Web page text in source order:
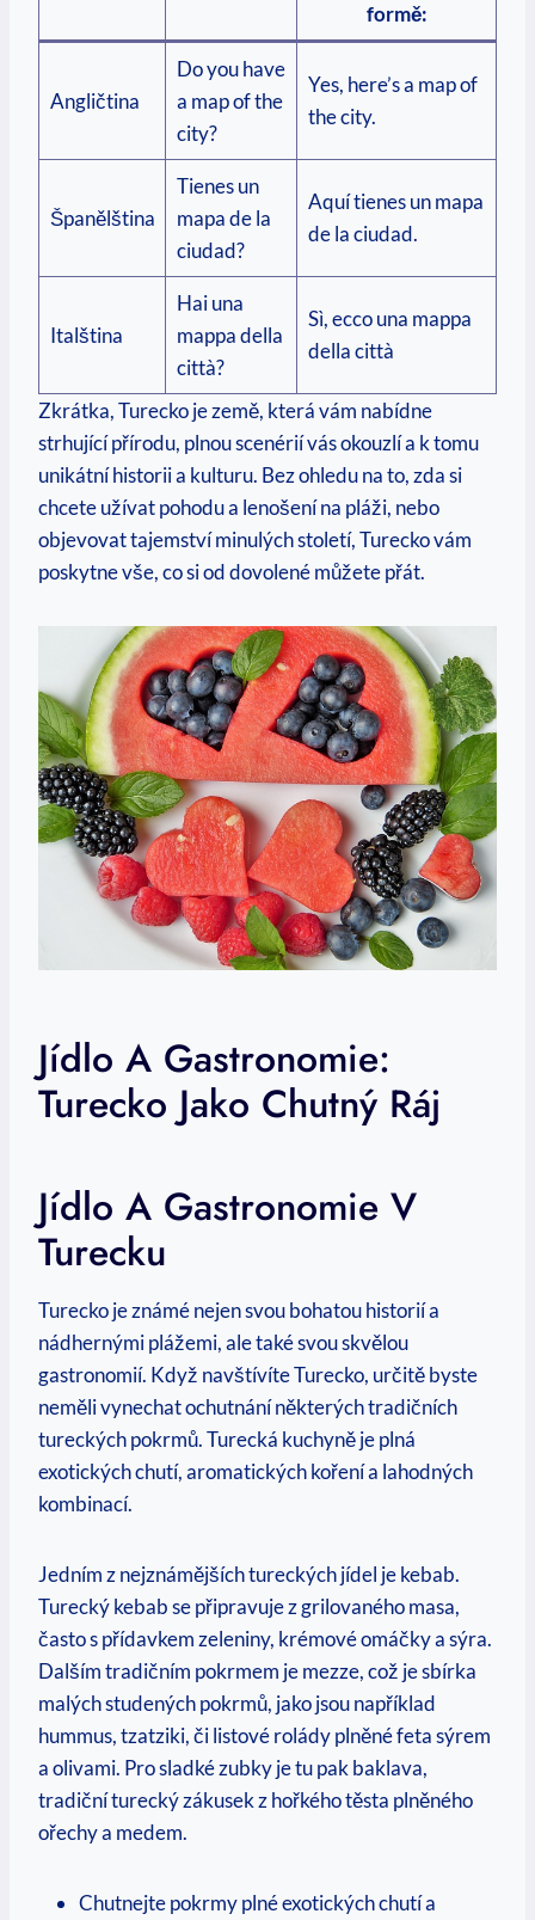
formě:
Angličtina
Do you have
a map of the
city?
Yes, here’s a map of
the city.
Španělština
Tienes un
mapa de la
ciudad?
Aquí tienes un mapa
de la ciudad.
Italština
Hai una
mappa della
città?
Sì, ecco una mappa
della città
Zkrátka, Turecko je země, která vám nabídne
strhující přírodu, plnou scenérií vás okouzlí a k tomu
unikátní historii a kulturu. Bez ohledu na to, zda si
chcete užívat pohodu a lenošení na pláži, nebo
objevovat tajemství minulých století, Turecko vám
poskytne vše, co si od dovolené můžete přát.
Jídlo A Gastronomie:
Turecko Jako Chutný Ráj
Jídlo A Gastronomie V
Turecku
Turecko je známé nejen svou bohatou historií a
nádhernými plážemi, ale také svou skvělou
gastronomií. Když navštívíte Turecko, určitě byste
neměli vynechat ochutnání některých tradičních
tureckých pokrmů. Turecká kuchyně je plná
exotických chutí, aromatických koření a lahodných
kombinací.
Jedním z nejznámějších tureckých jídel je kebab.
Turecký kebab se připravuje z grilovaného masa,
často s přídavkem zeleniny, krémové omáčky a sýra.
Dalším tradičním pokrmem je mezze, což je sbírka
malých studených pokrmů, jako jsou například
hummus, tzatziki, či listové rolády plněné feta sýrem
a olivami. Pro sladké zubky je tu pak baklava,
tradiční turecký zákusek z hořkého těsta plněného
ořechy a medem.
Chutnejte pokrmy plné exotických chutí a